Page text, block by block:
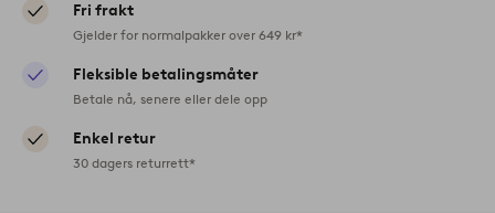
Fri frakt
Gjelder for normalpakker over 649 kr*
Fleksible betalingsmåter
Betale nå, senere eller dele opp
Enkel retur
30 dagers returrett*